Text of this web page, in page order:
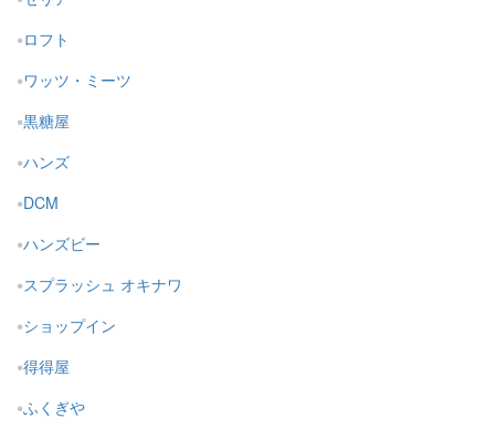
ロフト
ワッツ・ミーツ
黒糖屋
ハンズ
DCM
ハンズビー
スプラッシュ オキナワ
ショップイン
得得屋
ふくぎや